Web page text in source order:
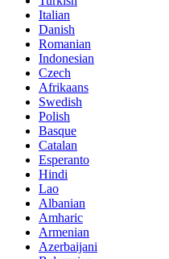
Italian
Danish
Romanian
Indonesian
Czech
Afrikaans
Swedish
Polish
Basque
Catalan
Esperanto
Hindi
Lao
Albanian
Amharic
Armenian
Azerbaijani